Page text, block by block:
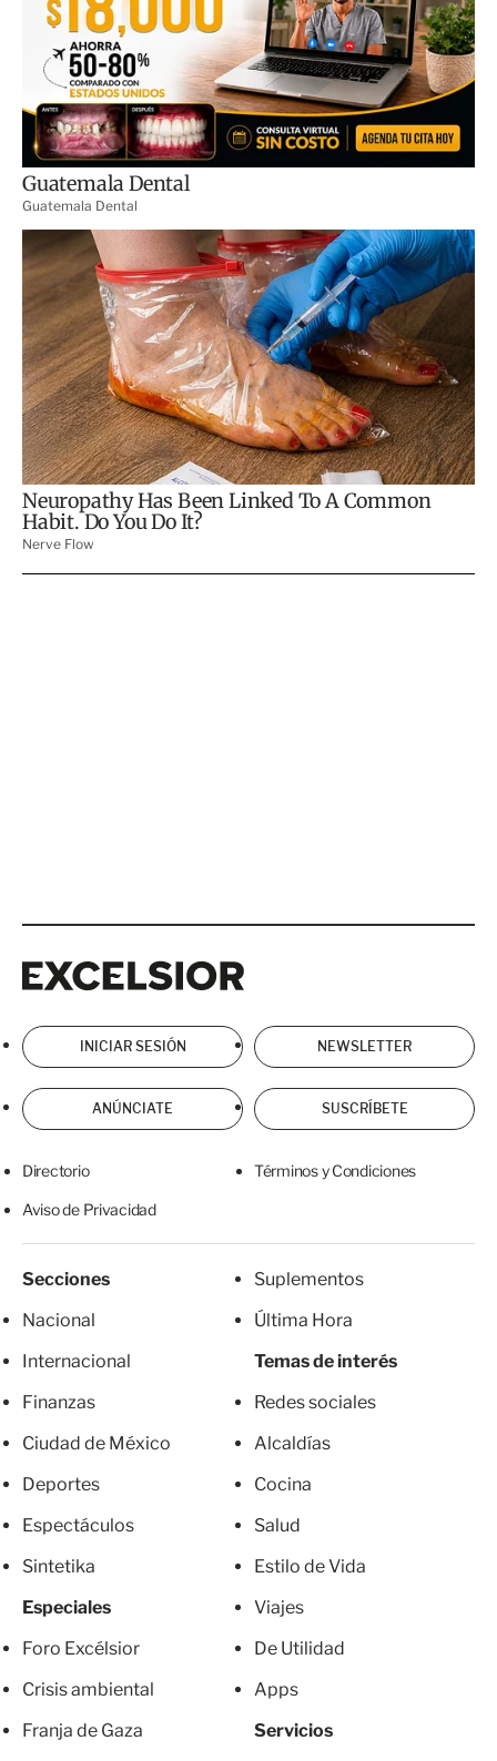
INICIAR SESIÓN NEWSLETTER
ANÚNCIATE SUSCRÍBETE
Directorio Términos y Condiciones
Aviso de Privacidad
Secciones
Nacional
Internacional
Finanzas
Ciudad de México
Deportes
Espectáculos
Sintetika
Especiales
Foro Excélsior
Crisis ambiental
Franja de Gaza
Suplementos
Última Hora
Temas de interés
Redes sociales
Alcaldías
Cocina
Salud
Estilo de Vida
Viajes
De Utilidad
Apps
Servicios